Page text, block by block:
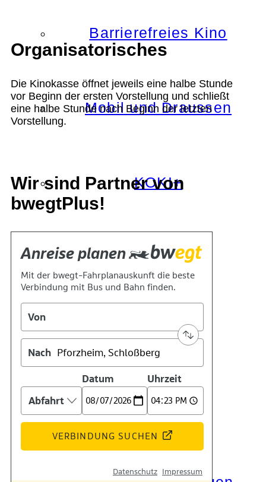
Barrierefreies Kino
Mobil und Draussen
KOKI+
Kontakt
Kino
Das Team
Organisatorisches
Die Kinokasse öffnet jeweils eine halbe Stunde
vor Beginn der ersten Vorstellung und schließt
eine halbe Stunde nach Beginn der letzten
Vorstellung.
Wir sind Partner von
bwegtPlus!